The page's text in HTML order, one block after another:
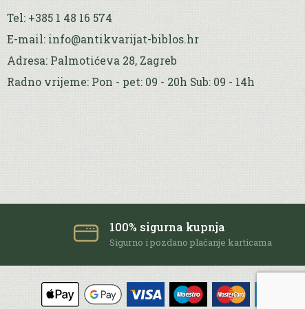
Tel: +385 1 48 16 574
E-mail: info@antikvarijat-biblos.hr
Adresa: Palmotićeva 28, Zagreb
Radno vrijeme: Pon - pet: 09 - 20h Sub: 09 - 14h
100% sigurna kupnja
Sigurno i pozdano plaćanje karticama